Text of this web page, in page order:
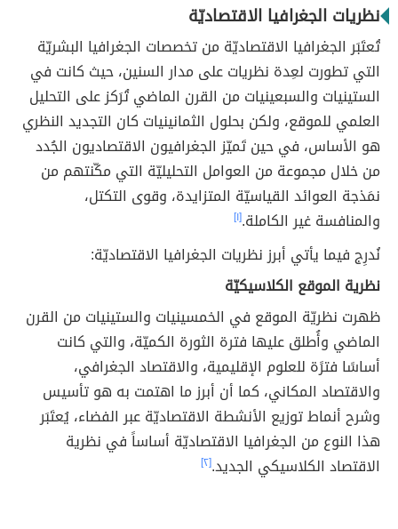
نظريات الجغرافيا الاقتصاديّة
تُعتَبَر الجغرافيا الاقتصاديّة من تخصصات الجغرافيا البشريّة
التي تطورت لعِدة نظريات على مدار السنين، حيث كانت في
الستينيات والسبعينيات من القرن الماضي تُرَكز على التحليل
العلمي للموقع، ولكن بحلول الثمانينيات كان التجديد النظري
هو الأساس، في حين تَميّز الجغرافيون الاقتصاديون الجُدد
من خلال مجموعة من العوامل التحليليّة التي مكّنتهم من
نمَذجة العوائد القياسيّة المتزايدة، وقوى التكتل،
والمنافسة غير الكاملة.[١]
نُدرِج فيما يأتي أبرز نظريات الجغرافيا الاقتصاديّة:
نظرية الموقع الكلاسيكيّة
ظهرت نظريّة الموقع في الخمسينيات والستينيات من القرن
الماضي وأُطلق عليها فترة الثورة الكميّة، والتي كانت
أساسًا فترًة للعلوم الإقليمية، والاقتصاد الجغرافي،
والاقتصاد المكاني، كما أن أبرز ما اهتمت به هو تأسيس
وشرح أنماط توزيع الأنشطة الاقتصاديّة عبر الفضاء، يُعتَبَر
هذا النوع من الجغرافيا الاقتصاديّة أساساً في نظرية
الاقتصاد الكلاسيكي الجديد.[٢]